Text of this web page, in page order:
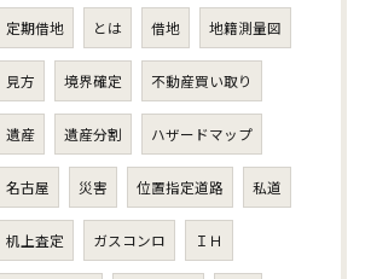
定期借地 とは 借地 地籍測量図
見方 境界確定 不動産買い取り
遺産 遺産分割 ハザードマップ
名古屋 災害 位置指定道路 私道
机上査定 ガスコンロ ＩＨ